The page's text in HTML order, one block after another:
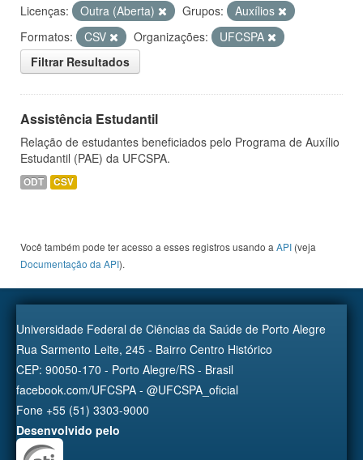
Licenças: Outra (Aberta) Grupos:
Auxílios
Formatos:
CSV Organizações:
UFCSPA
Filtrar Resultados
Assistência Estudantil
Relação de estudantes beneficiados pelo Programa de Auxílio
Estudantil (PAE) da UFCSPA.
ODT CSV
Você também pode ter acesso a esses registros usando a API (veja
Documentação da API).
Universidade Federal de Ciências da Saúde de Porto Alegre
Rua Sarmento Leite, 245 - Bairro Centro Histórico
CEP: 90050-170 - Porto Alegre/RS - Brasil
facebook.com/UFCSPA - @UFCSPA_oficial
Fone +55 (51) 3303-9000
Desenvolvido pelo